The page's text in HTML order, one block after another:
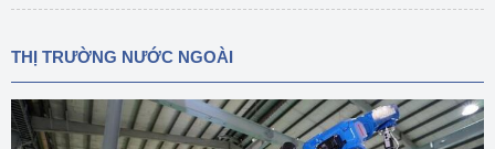
THỊ TRƯỜNG NƯỚC NGOÀI